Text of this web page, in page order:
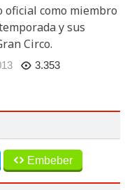
oficial como miembro
y sus
Circo.
3.353
Embeber